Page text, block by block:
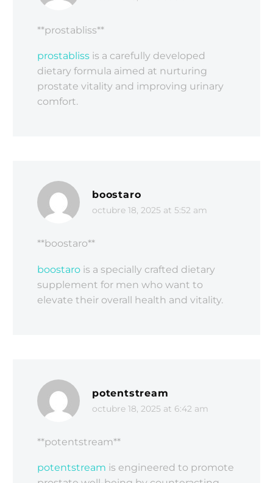
** prostabliss**
prostabliss is a carefully developed
dietary formula aimed at nurturing
prostate vitality and improving urinary
comfort.
boostaro
octubre 18, 2025 at 5:52 am
**boostaro**
boostaro is a specially crafted dietary
supplement for men who want to
elevate their overall health and vitality.
potentstream
octubre 18, 2025 at 6:42 am
** potentstream**
potentstream is engineered to promote